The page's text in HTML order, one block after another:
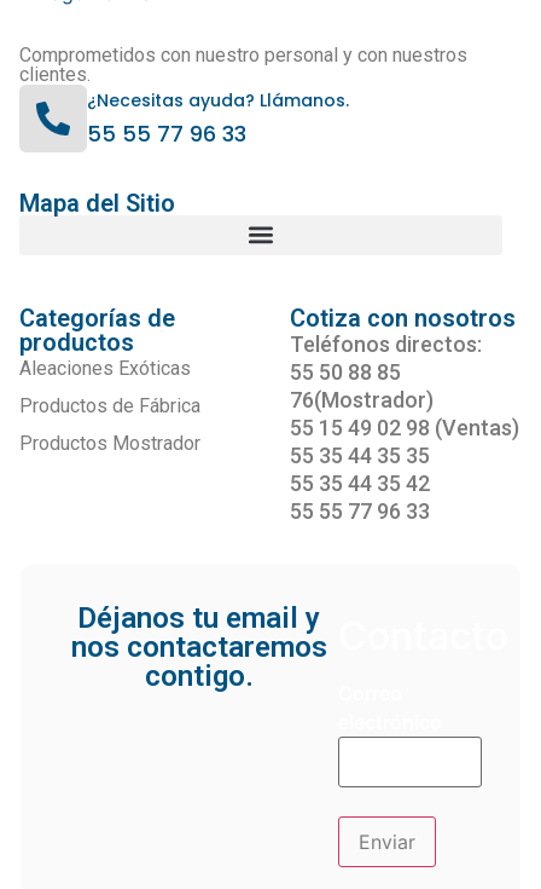
Comprometidos con nuestro personal y con nuestros
clientes.
¿Necesitas ayuda? Llámanos.
55 55 77 96 33
Mapa del Sitio
Categorías de
productos
Aleaciones Exóticas
Productos de Fábrica
Productos Mostrador
Cotiza con nosotros
Teléfonos directos:
55 50 88 85
76(Mostrador)
55 15 49 02 98 (Ventas)
55 35 44 35 35
55 35 44 35 42
55 55 77 96 33
Déjanos tu email y
nos contactaremos
contigo.